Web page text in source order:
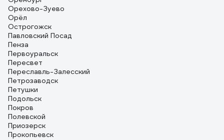
Орехово-Зуево
Орёл
Острогожск
Павловский Посад
Пенза
Первоуральск
Пересвет
Переславль-Залесский
Петрозаводск
Петушки
Подольск
Покров
Полевской
Приозерск
Прокопьевск